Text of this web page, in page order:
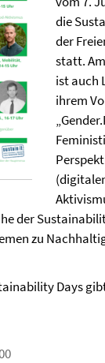
die
der
statt.
ist auch
ihrem
der
zu
Days